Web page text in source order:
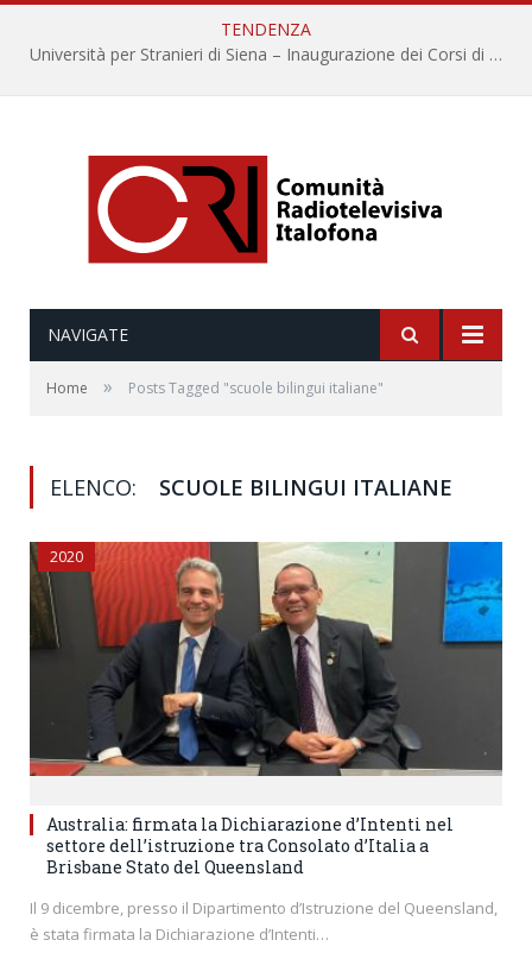
TENDENZA
Università per Stranieri di Siena – Inaugurazione dei Corsi di Lingua e Cultura Italiana, 109a annata
NAVIGATE
Home » Posts Tagged "scuole bilingui italiane"
ELENCO: SCUOLE BILINGUI ITALIANE
2020
Australia: firmata la Dichiarazione d’Intenti nel
settore dell’istruzione tra Consolato d’Italia a
Brisbane Stato del Queensland
Il 9 dicembre, presso il Dipartimento d’Istruzione del Queensland,
è stata firmata la Dichiarazione d’Intenti…